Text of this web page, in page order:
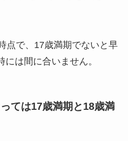
点で、17歳満期でないと早
は間に合いません。
ては17歳満期と18歳満